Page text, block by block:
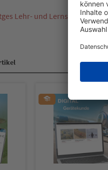
Lehr- und Lernsystem